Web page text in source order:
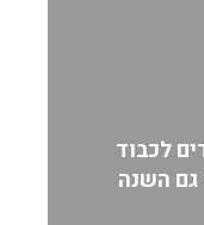
לכבוד